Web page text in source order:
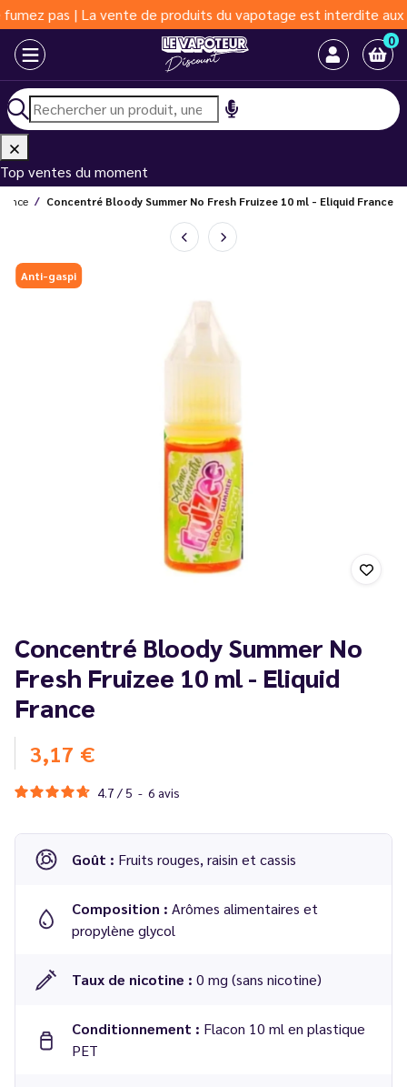
La vente de produits du vapotage est interdite aux moins de
0
Top ventes du moment
Concentré Bloody Summer No Fresh Fruizee 10 ml - Eliquid France
Anti-gaspi
Concentré Bloody Summer No
Fresh Fruizee 10 ml - Eliquid
France
3,17 €
4.7 / 5 - 6 avis
Goût : Fruits rouges, raisin et cassis
Composition : Arômes alimentaires et
propylène glycol
Taux de nicotine : 0 mg (sans nicotine)
Conditionnement : Flacon 10 ml en plastique
PET